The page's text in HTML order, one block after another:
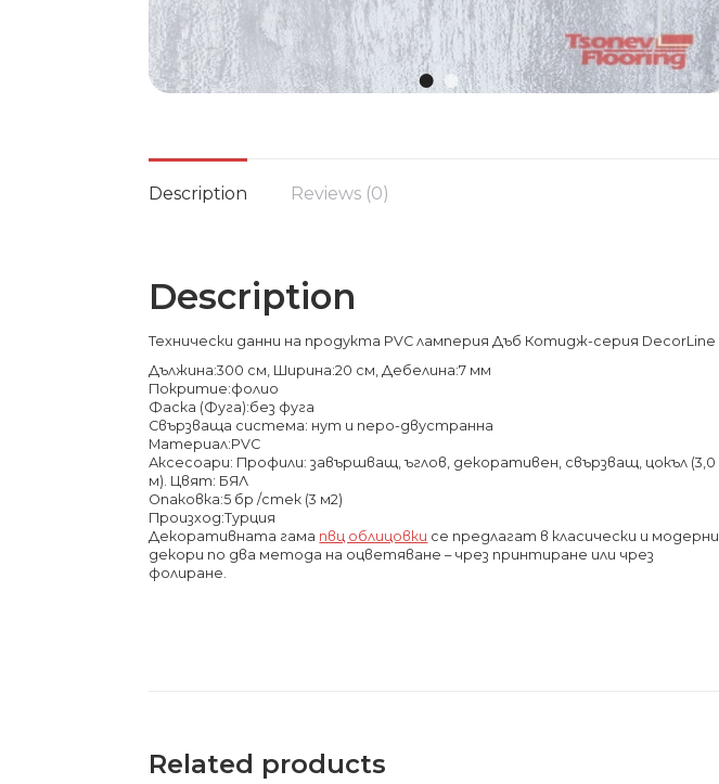
Description Reviews (0)
Description
Технически данни на продукта PVC ламперия Дъб Котидж-серия DecorLine
Дължина:300 см, Ширина:20 см, Дебелина:7 мм
Покритие:фолио
Фаска (Фуга):без фуга
Свързваща система: нут и перо-двустранна
Материал:PVC
Аксесоари: Профили: завършващ, ъглов, декоративен, свързващ, цокъл (3,0
м). Цвят: БЯЛ
Опаковка:5 бр /стек (3 м2)
Произход:Турция
Декоративната гама пвц облицовки се предлагат в класически и модерни
декори по два метода на оцветяване – чрез принтиране или чрез
фолиране.
Related products